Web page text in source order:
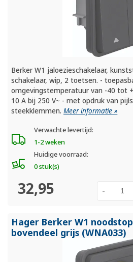
Berker W1 jaloezieschakelaar,
schakelaar, wip, 2 toetsen. -
omgevingstemperatuur van -40 tot
10 A bij 250 V~ - met opdruk van
steekklemmen.Meer informatie »
Verwachte levertijd:
1-2 weken
Huidige voorraad:
0 stuk(s)
32,95 -
Hager Berker W1
bovendeel grijs (WNA033)